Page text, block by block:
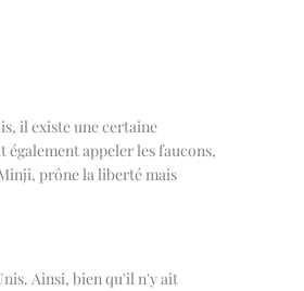
il existe une certaine
appeler les faucons,
prône la liberté mais
Ainsi, bien qu'il n'y ait